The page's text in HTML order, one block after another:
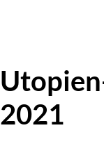
2021